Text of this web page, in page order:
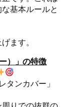
基本ルールと
ます。
）」の特徴
タンカバー」